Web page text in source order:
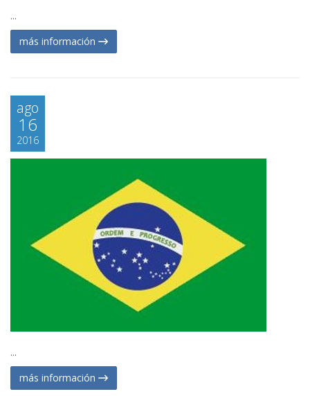
...
más información
ago
16
2016
...
más información